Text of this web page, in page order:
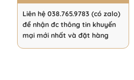
Liên hệ 038.765.9783 (có zalo)
để nhận đc thông tin khuyến
mại mới nhất và đặt hàng